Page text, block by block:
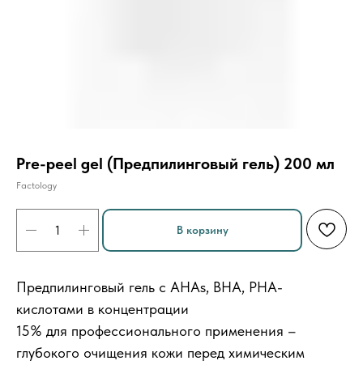
Pre-peel gel (Предпилинговый гель) 200 мл
Factology
В корзину
Предпилинговый гель с АНАs, ВНА, PHA-
кислотами в концентрации
15% для профессионального применения –
глубокого очищения кожи перед химическим